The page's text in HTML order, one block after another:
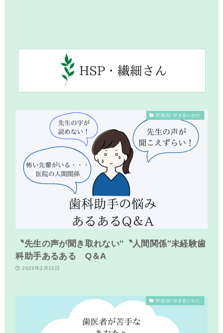
対処法/ 付き合いかた
〝先生の声が聞き取れない″〝人間関係″未経験歯
科助手あるある Q＆A
2023年2月12日
対処法/ 付き合いかた